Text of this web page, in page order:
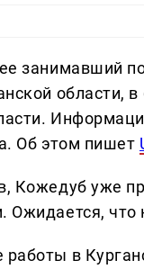
занимавший
Об этом пишет
Кожедуб уже
что
в